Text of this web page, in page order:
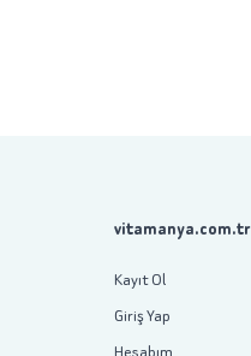
vitamanya.com.tr
Kayıt Ol
Giriş Yap